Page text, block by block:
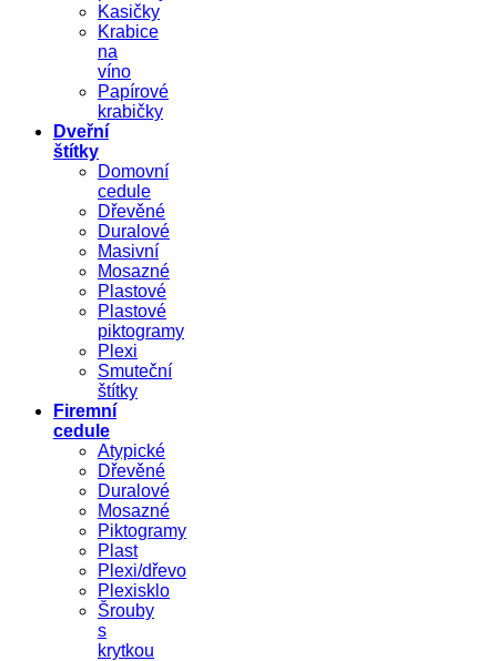
Kasičky
Krabice
na
víno
Papírové
krabičky
Dveřní
štítky
Domovní
cedule
Dřevěné
Duralové
Masivní
Mosazné
Plastové
Plastové
piktogramy
Plexi
Smuteční
štítky
Firemní
cedule
Atypické
Dřevěné
Duralové
Mosazné
Piktogramy
Plast
Plexi/dřevo
Plexisklo
Šrouby
s
krytkou